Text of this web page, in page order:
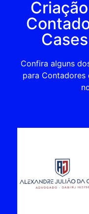
Confira alguns
para Contadores